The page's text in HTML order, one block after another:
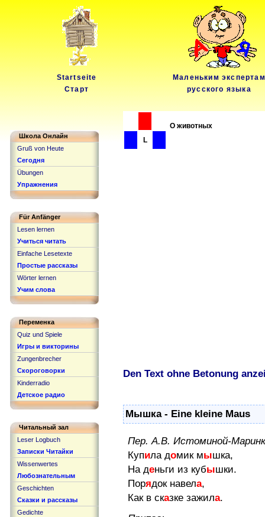
Startseite
Старт
Маленьким экспертам
русского языка
О животных
L
Den Text ohne Betonung
Мышка - Eine kleine Maus
Пер. А.В. Истоминой-
Купила домик мышка,
На деньги из кубышки.
Порядок навела,
Как в сказке зажила.
Школа Онлайн
Gruß von Heute
Сегодня
Übungen
Упражнения
Für Anfänger
Lesen lernen
Учиться читать
Einfache Lesetexte
Простые рассказы
Wörter lernen
Учим слова
Переменка
Quiz und Spiele
Игры и викторины
Zungenbrecher
Скороговорки
Kinderradio
Детское радио
Читальный зал
Leser Logbuch
Записки Читайки
Wissenwertes
Любознательным
Geschichten
Сказки и рассказы
Gedichte